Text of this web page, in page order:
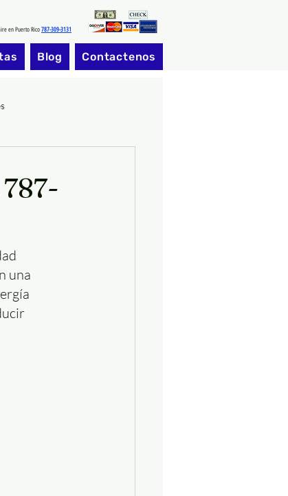
en Puerto Rico787-309-3131
Blog Contactenos
una